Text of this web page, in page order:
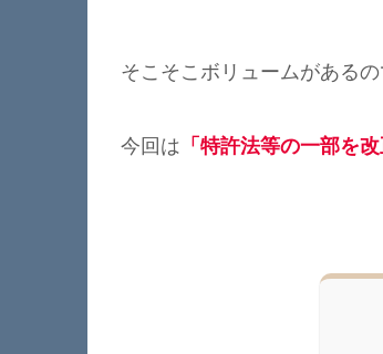
そこそこボリュームがある
今回は 「特許法等の一部を